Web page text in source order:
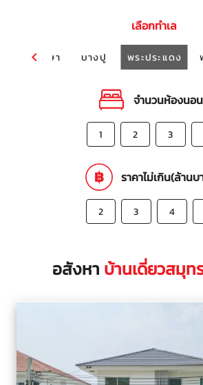
เลือกทำเล
แพรกษา บางปู พระประแดง
จำนวนห้องนอน
1 2 3
ราคาไม่เกิน(ล้านบ
2 3 4
อสังหา บ้านเดี่ยวสมุท